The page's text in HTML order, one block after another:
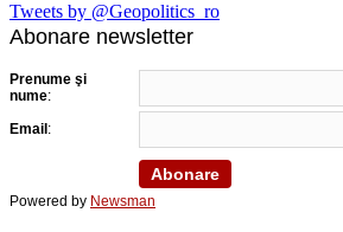
Tweets by @Geopolitics_ro
Abonare newsletter
Prenume şi
nume:
Email :
Powered by Newsman